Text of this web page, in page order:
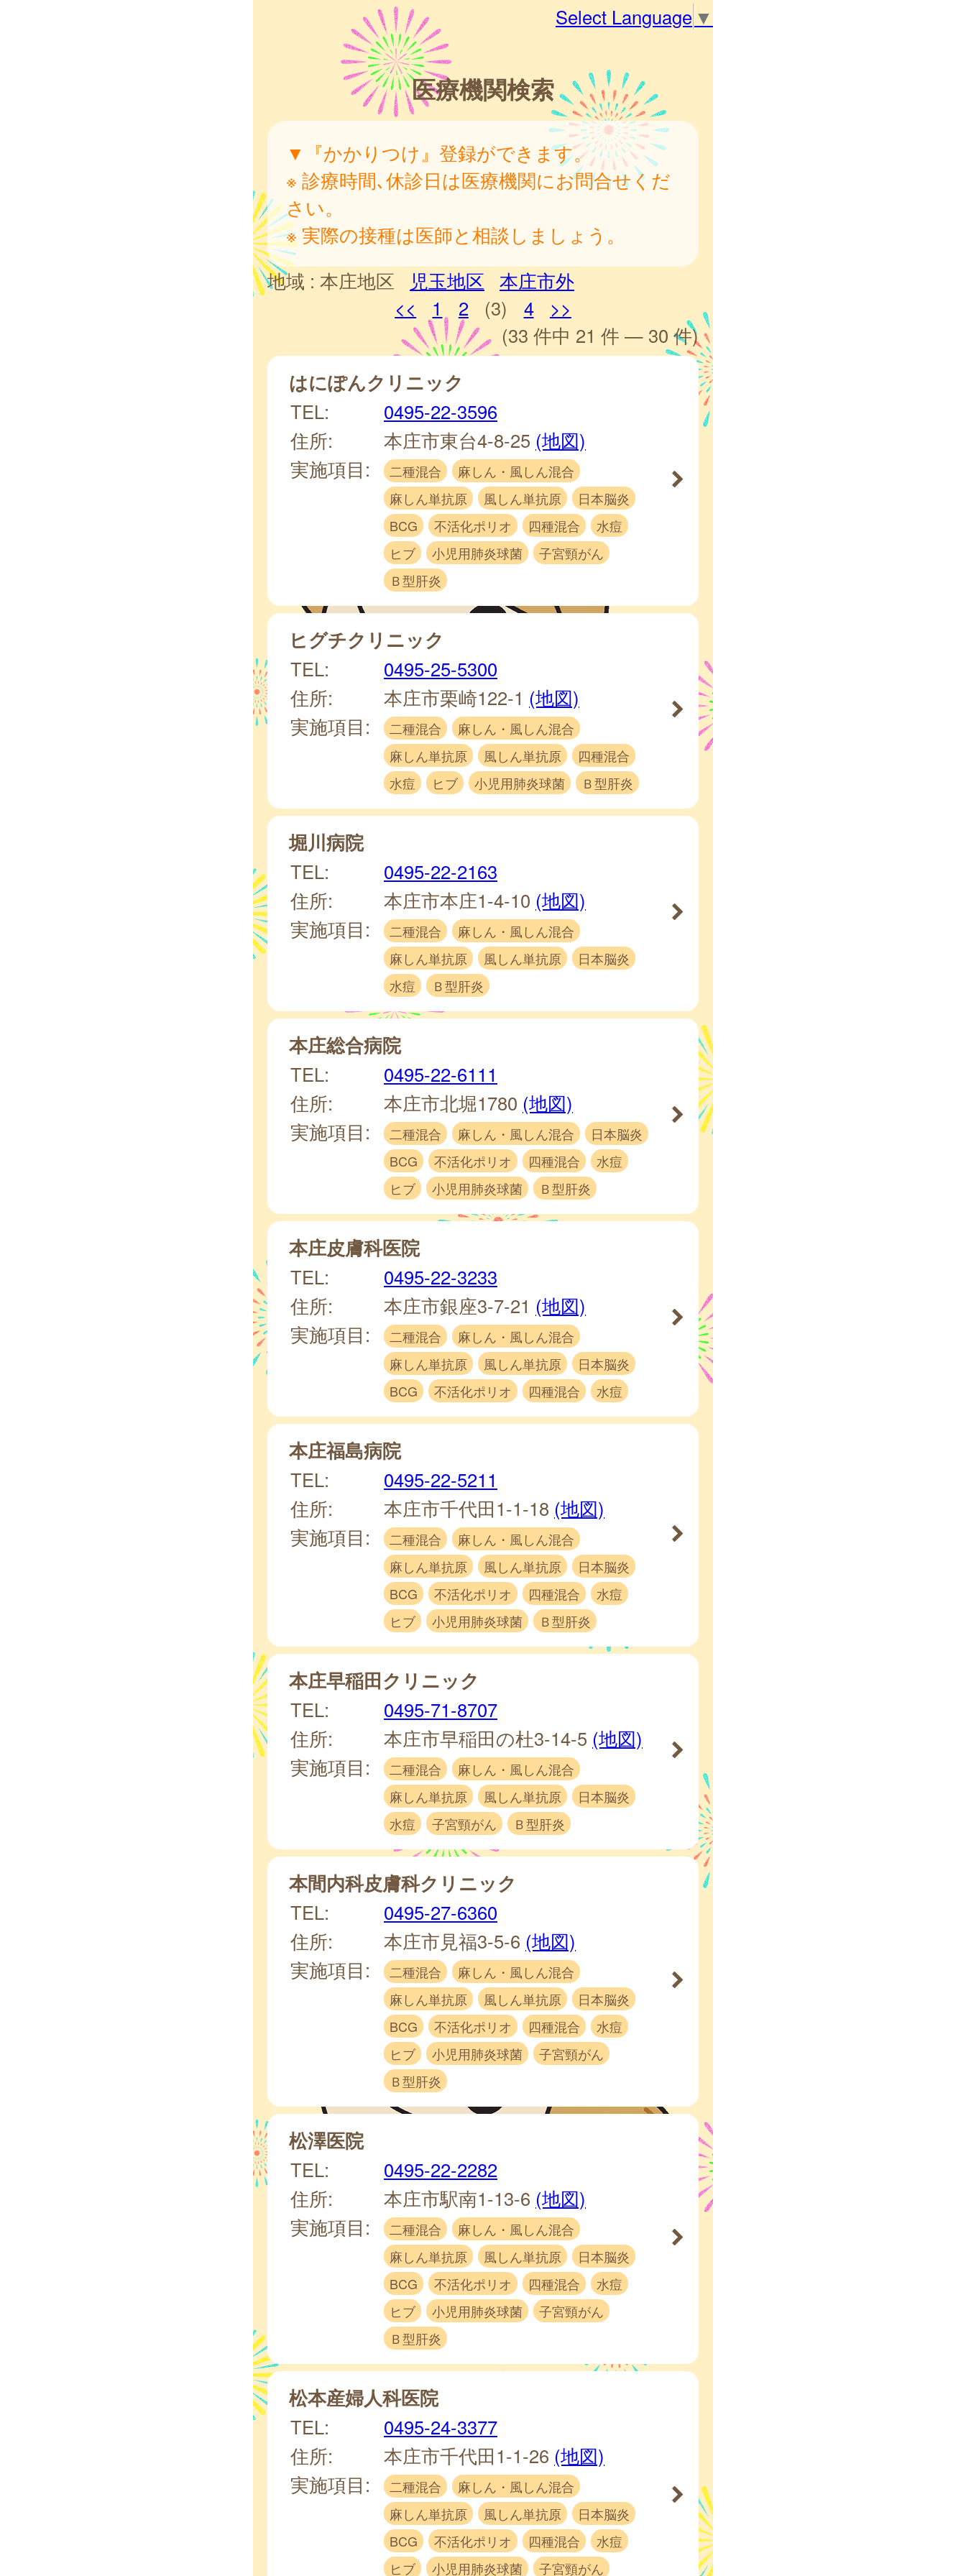
Select Language ▼
医療機関検索
▼『かかりつけ』登録ができます。
※ 診療時間､休診日は医療機関にお問合せくだ
さい。
※ 実際の接種は医師と相談しましょう。
地域 : 本庄地区 児玉地区
本庄市外
<<
1 2 (3) 4
>>
(33 件中 21 件 — 30 件)
はにぽんクリニック
TEL:
0495-22-3596
住所:
本庄市東台4-8-25 (地図)
実施項目:
二種混合
麻しん・風しん混合
麻しん単抗原
風しん単抗原
日本脳炎
BCG
不活化ポリオ 四種混合
水痘
ヒブ
小児用肺炎球菌
子宮頸がん
Ｂ型肝炎
ヒグチクリニック
TEL:
0495-25-5300
住所:
本庄市栗崎122-1 (地図)
実施項目:
二種混合
麻しん・風しん混合
麻しん単抗原
風しん単抗原
四種混合
水痘
ヒブ 小児用肺炎球菌 Ｂ型肝炎
堀川病院
TEL:
0495-22-2163
住所:
本庄市本庄1-4-10 (地図)
実施項目:
二種混合
麻しん・風しん混合
麻しん単抗原
風しん単抗原
日本脳炎
水痘
Ｂ型肝炎
本庄総合病院
TEL:
0495-22-6111
住所:
本庄市北堀1780 (地図)
実施項目:
二種混合 麻しん・風しん混合
日本脳炎
BCG
不活化ポリオ 四種混合
水痘
ヒブ
小児用肺炎球菌 Ｂ型肝炎
本庄皮膚科医院
TEL:
0495-22-3233
住所:
本庄市銀座3-7-21 (地図)
実施項目:
二種混合
麻しん・風しん混合
麻しん単抗原
風しん単抗原
日本脳炎
BCG
不活化ポリオ 四種混合 水痘
本庄福島病院
TEL:
0495-22-5211
住所:
本庄市千代田1-1-18 (地図)
実施項目:
二種混合
麻しん・風しん混合
麻しん単抗原
風しん単抗原
日本脳炎
BCG
不活化ポリオ 四種混合
水痘
ヒブ
小児用肺炎球菌 Ｂ型肝炎
本庄早稲田クリニック
TEL:
0495-71-8707
住所:
本庄市早稲田の杜3-14-5 (地図)
実施項目:
二種混合
麻しん・風しん混合
麻しん単抗原
風しん単抗原
日本脳炎
水痘
子宮頸がん Ｂ型肝炎
本間内科皮膚科クリニック
TEL:
0495-27-6360
住所:
本庄市見福3-5-6 (地図)
実施項目:
二種混合
麻しん・風しん混合
麻しん単抗原
風しん単抗原
日本脳炎
BCG
不活化ポリオ 四種混合
水痘
ヒブ
小児用肺炎球菌
子宮頸がん
Ｂ型肝炎
松澤医院
TEL:
0495-22-2282
住所:
本庄市駅南1-13-6 (地図)
実施項目:
二種混合
麻しん・風しん混合
麻しん単抗原
風しん単抗原
日本脳炎
BCG
不活化ポリオ 四種混合
水痘
ヒブ
小児用肺炎球菌
子宮頸がん
Ｂ型肝炎
松本産婦人科医院
TEL:
0495-24-3377
住所:
本庄市千代田1-1-26 (地図)
実施項目:
二種混合
麻しん・風しん混合
麻しん単抗原
風しん単抗原
日本脳炎
BCG
不活化ポリオ 四種混合
水痘
ヒブ
小児用肺炎球菌 子宮頸がん